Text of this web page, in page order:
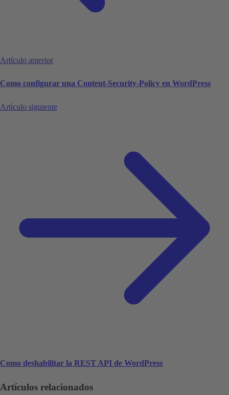
Artículo anterior
Como configurar una Content-Security-Policy en WordPress
Artículo siguiente
Como deshabilitar la REST API de WordPress
Artículos relacionados